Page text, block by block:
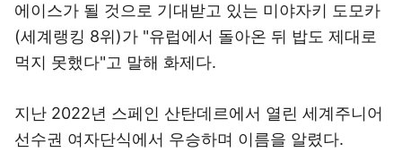
에이스가 될 것으로 기대받고 있는 미야자키 도모카
(세계랭킹 8위)가 "유럽에서 돌아온 뒤 밥도 제대로
먹지 못했다"고 말해 화제다.
지난 2022년 스페인 산탄데르에서 열린 세계주니어
선수권 여자단식에서 우승하며 이름을 알렸다.